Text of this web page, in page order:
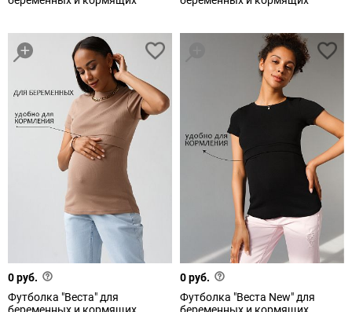
0 руб.
Футболка "Веста" для
беременных и кормящих
0 руб.
Футболка "Веста New" для
беременных и кормящих